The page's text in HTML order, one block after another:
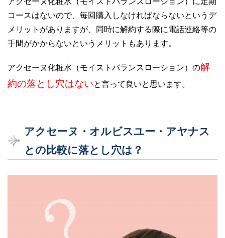
コースはないので、毎回購入しなければならないというデ
メリットがありますが、同時に解約する際に電話連絡等の
手間がかからないというメリットもあります。
アクセーヌ化粧水（モイストバランスローション）の解
約の落とし穴はないと言って良いと思います。
アクセーヌ・オルビスユー・アヤナス
との比較に落とし穴は？